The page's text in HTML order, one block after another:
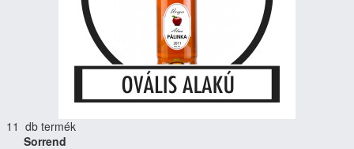
11 db termék
Sorrend